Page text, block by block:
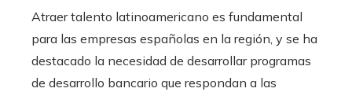
Atraer talento latinoamericano es fundamental
para las empresas españolas en la región, y se ha
destacado la necesidad de desarrollar programas
de desarrollo bancario que respondan a las